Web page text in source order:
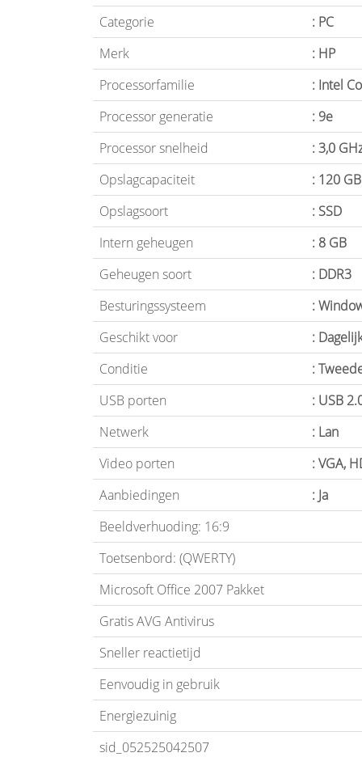
Categorie
: PC
Merk
: HP
Processorfamilie
: Intel
Processor generatie
: 9e
Processor snelheid
: 3,0
Opslagcapaciteit
: 120 GB
Opslagsoort
: SSD
Intern geheugen
: 8 GB
Geheugen soort
: DDR3
Besturingssysteem
:
Geschikt voor
:
Conditie
:
USB porten
: USB
Netwerk
: Lan
Video porten
: VGA,
Aanbiedingen
: Ja
Beeldverhuoding: 16:9
Toetsenbord: (QWERTY)
Microsoft Office 2007 Pakket
Gratis AVG Antivirus
Sneller reactietijd
Eenvoudig in gebruik
Energiezuinig
sid_052525042507